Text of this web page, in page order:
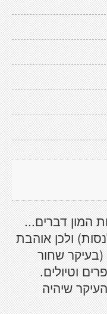
המון דברים...
ולכן אוהבת
(בעיקר שחור
וטיולים.
שיהיה